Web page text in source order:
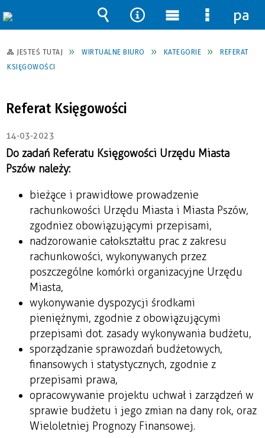
JESTEŚ TUTAJ WIRTUALNE BIURO KATEGORIE
REFERAT
KSIĘGOWOŚCI
Referat Księgowości
14-03-2023
Do zadań Referatu Księgowości Urzędu Miasta
Pszów należy:
bieżące i prawidłowe prowadzenie
rachunkowości Urzędu Miasta i Miasta Pszów,
zgodniez obowiązującymi przepisami,
nadzorowanie całokształtu prac z zakresu
rachunkowości, wykonywanych przez
poszczególne komórki organizacyjne Urzędu
Miasta,
wykonywanie dyspozycji środkami
pieniężnymi, zgodnie z obowiązującymi
przepisami dot. zasady wykonywania budżetu,
sporządzanie sprawozdań budżetowych,
finansowych i statystycznych, zgodnie z
przepisami prawa,
opracowywanie projektu uchwał i zarządzeń w
sprawie budżetu i jego zmian na dany rok, oraz
Wieloletniej Prognozy Finansowej.
Wyszukiwarka
Narzędzia
Menu
główne
Menu